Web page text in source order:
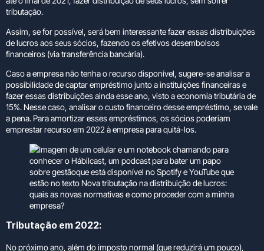
tributação.
Assim, se for possível, será bem interessante fazer essas distribuições
de lucros aos seus sócios, fazendo os efetivos desembolsos
financeiros (via transferência bancária).
Caso a empresa não tenha o recurso disponível, sugere-se analisar a
possibilidade de captar empréstimo junto a instituições financeiras e
fazer essas distribuições ainda esse ano, visto a economia tributária de
15%. Nesse caso, analisar o custo financeiro desse empréstimo, se vale
a pena. Para amortizar esses empréstimos, os sócios poderiam
emprestar recurso em 2022 à empresa para quitá-los.
Tributação em 2022:
No próximo ano, além do imposto normal (que reduzirá um pouco),